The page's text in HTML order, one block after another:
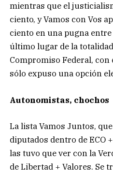
mientras que el
ciento, y Vamos con Vos
ciento en una pugna
último lugar de la
Compromiso Federal, con
sólo expuso una opción
Autonomistas, chochos
La lista Vamos Juntos,
diputados dentro de ECO
las tuvo que ver con la
de Libertad + Valores. Se